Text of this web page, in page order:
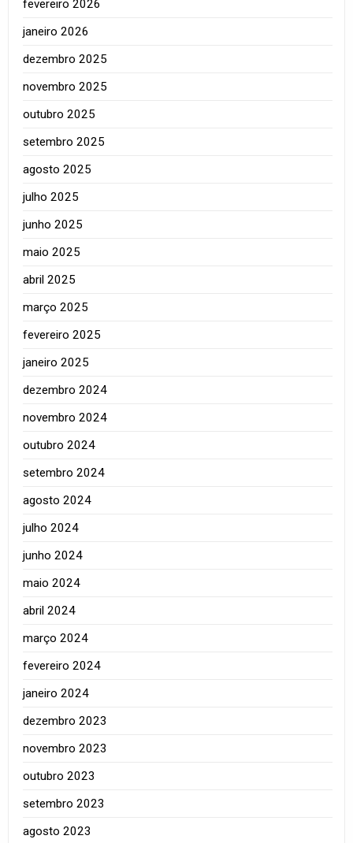
fevereiro 2026
janeiro 2026
dezembro 2025
novembro 2025
outubro 2025
setembro 2025
agosto 2025
julho 2025
junho 2025
maio 2025
abril 2025
março 2025
fevereiro 2025
janeiro 2025
dezembro 2024
novembro 2024
outubro 2024
setembro 2024
agosto 2024
julho 2024
junho 2024
maio 2024
abril 2024
março 2024
fevereiro 2024
janeiro 2024
dezembro 2023
novembro 2023
outubro 2023
setembro 2023
agosto 2023